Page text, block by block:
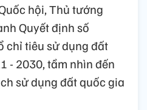
hội, Thủ tướng
Quyết định số
chỉ tiêu sử dụng đất
- 2030, tầm nhìn đến
sử dụng đất quốc gia